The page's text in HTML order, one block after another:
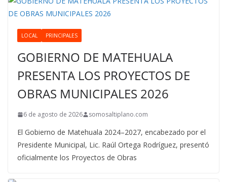
LOCAL PRINCIPALES
GOBIERNO DE MATEHUALA
PRESENTA LOS PROYECTOS DE
OBRAS MUNICIPALES 2026
6 de agosto de 2026 somosaltiplano.com
El Gobierno de Matehuala 2024–2027, encabezado por el
Presidente Municipal, Lic. Raúl Ortega Rodríguez, presentó
oficialmente los Proyectos de Obras